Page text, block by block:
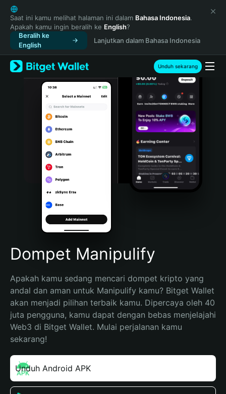
English
日本語
Tiếng Việt
Русский
Español (Latinoamérica)
Türkçe
Italiano
Português (Portugal)
Bahasa Indonesia
Português (Brasil)
Español (Argentina)
Saat ini kamu melihat halaman ini dalam Bahasa Indonesia.
Apakah kamu ingin beralih ke English?
Beralih ke
English
Lanjutkan dalam Bahasa Indonesia
Unduh sekarang
Dompet Manipulify
Apakah kamu sedang mencari dompet kripto yang
andal dan aman untuk Manipulify kamu? Bitget Wallet
akan menjadi pilihan terbaik kamu. Dipercaya oleh 40
juta pengguna, kamu dapat dengan bebas menjelajahi
Web3 di Bitget Wallet. Mulai perjalanan kamu
sekarang!
Unduh Android APK